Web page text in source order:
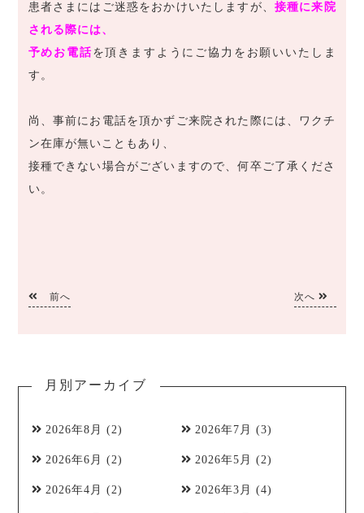
患者さまにはご迷惑をおかけいたしますが、 接種に来院
される際には、
予めお電話を頂きますようにご協力をお願いいたしま
す。
尚、事前にお電話を頂かずご来院された際には、ワクチ
ン在庫が無いこともあり、
接種できない場合がございますので、何卒ご了承くださ
い。
前へ 次へ
月別アーカイブ
2026年8月 (2) 2026年7月 (3)
2026年6月 (2) 2026年5月 (2)
2026年4月 (2) 2026年3月 (4)